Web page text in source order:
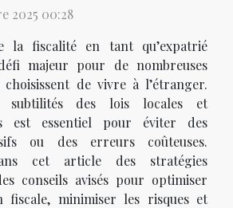
2025 00:28
la fiscalité en tant qu’expatrié
majeur pour de nombreuses
choisissent de vivre à l’étranger.
subtilités des lois locales et
est essentiel pour éviter des
ou des erreurs coûteuses.
cet article des stratégies
conseils avisés pour optimiser
fiscale, minimiser les risques et